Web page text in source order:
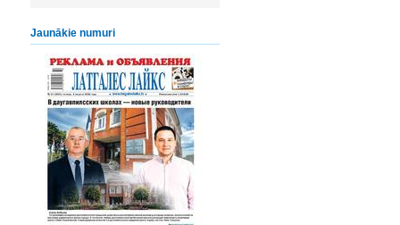
Jaunākie numuri